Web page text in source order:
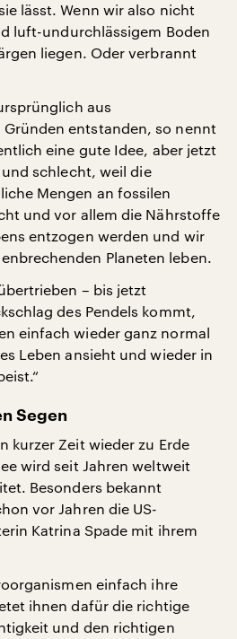
lässt. Wenn wir also nicht
luft-undurchlässigem Boden
liegen. Oder verbrannt
aus
entstanden, so nennt
eine gute Idee, aber jetzt
schlecht, weil die
Mengen an fossilen
und vor allem die Nährstoffe
entzogen werden und wir
Planeten leben.
– bis jetzt
des Pendels kommt,
einfach wieder ganz normal
Leben ansieht und wieder in
Segen
kurzer Zeit wieder zu Erde
wird seit Jahren weltweit
Besonders bekannt
vor Jahren die US-
Katrina Spade mit ihrem
einfach ihre
ihnen dafür die richtige
und den richtigen